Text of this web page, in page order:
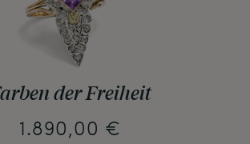
der Freiheit
1.890,00 €